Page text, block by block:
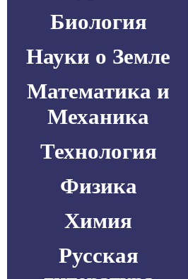
Биология
Науки о Земле
Математика и
Механика
Технология
Физика
Химия
Русская